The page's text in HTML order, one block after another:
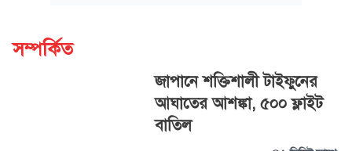
সম্পর্কিত
জাপানে শক্তিশালী টাইফুনের
আঘাতের আশঙ্কা, ৫০০ ফ্লাইট
বাতিল